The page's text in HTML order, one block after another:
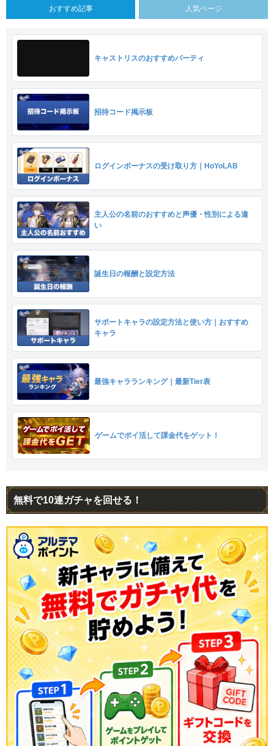
おすすめ記事 人気ページ
キャストリスのおすすめパーティ
招待コード掲示板
ログインボーナスの受け取り方｜HoYoLAB
主人公の名前のおすすめと声優・性別による違
い
誕生日の報酬と設定方法
サポートキャラの設定方法と使い方｜おすすめ
キャラ
最強キャラランキング｜最新Tier表
ゲームでポイ活して課金代をゲット！
無料で10連ガチャを回せる！